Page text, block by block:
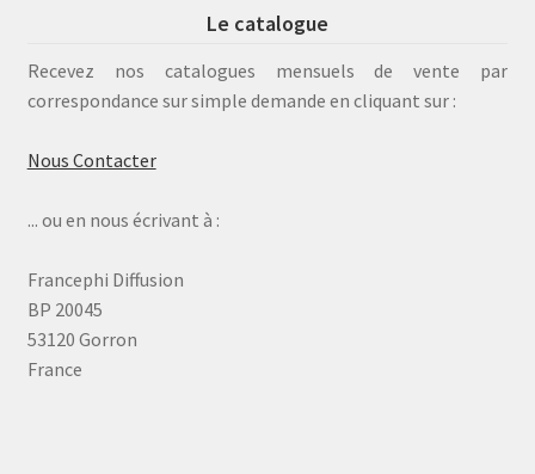
Le catalogue
Recevez nos catalogues mensuels de vente par
correspondance sur simple demande en cliquant sur :
Nous Contacter
... ou en nous écrivant à :
Francephi Diffusion
BP 20045
53120 Gorron
France